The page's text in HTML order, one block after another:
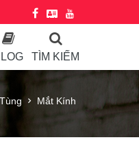
TÌM KIẾM
Mắt Kính